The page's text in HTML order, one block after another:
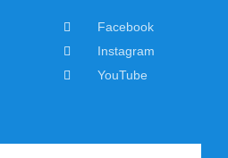
Facebook
Instagram
YouTube